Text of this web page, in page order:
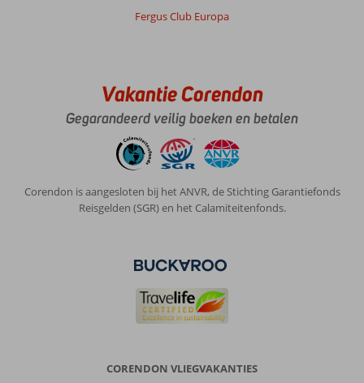
Fergus Club Europa
Vakantie Corendon
Gegarandeerd veilig boeken en betalen
Corendon is aangesloten bij het ANVR, de Stichting Garantiefonds
Reisgelden (SGR) en het Calamiteitenfonds.
CORENDON VLIEGVAKANTIES